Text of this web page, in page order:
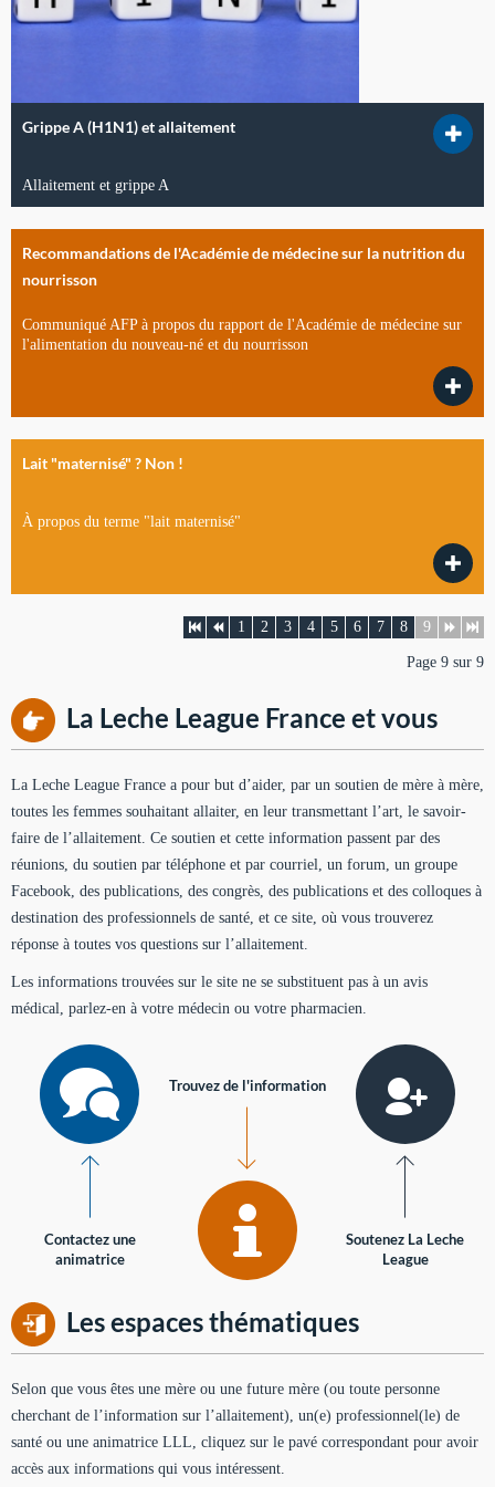
Grippe A (H1N1) et allaitement
Allaitement et grippe A
Recommandations de l'Académie de médecine sur la nutrition du
nourrisson
Communiqué AFP à propos du rapport de l'Académie de médecine sur
l'alimentation du nouveau-né et du nourrisson
Lait "maternisé" ? Non !
À propos du terme "lait maternisé"
1 2 3 4 5 6 7 8 9
Page 9 sur 9
La Leche League France et vous
La Leche League France a pour but d’aider, par un soutien de mère à mère,
toutes les femmes souhaitant allaiter, en leur transmettant l’art, le savoir-
faire de l’allaitement. Ce soutien et cette information passent par des
réunions, du soutien par téléphone et par courriel, un forum, un groupe
Facebook, des publications, des congrès, des publications et des colloques à
destination des professionnels de santé, et ce site, où vous trouverez
réponse à toutes vos questions sur l’allaitement.
Les informations trouvées sur le site ne se substituent pas à un avis
médical, parlez-en à votre médecin ou votre pharmacien.
Contactez une
animatrice
Trouvez de l'information
Soutenez La Leche
League
Les espaces thématiques
Selon que vous êtes une mère ou une future mère (ou toute personne
cherchant de l’information sur l’allaitement), un(e) professionnel(le) de
santé ou une animatrice LLL, cliquez sur le pavé correspondant pour avoir
accès aux informations qui vous intéressent.